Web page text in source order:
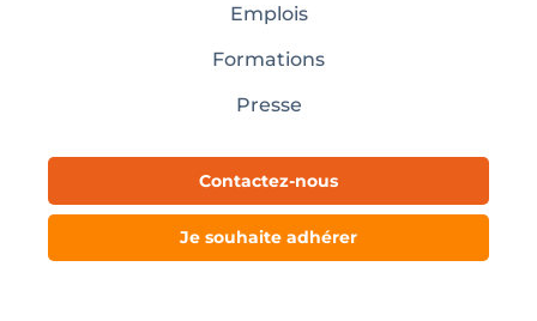
Emplois
Formations
Presse
Contactez-nous
Je souhaite adhérer